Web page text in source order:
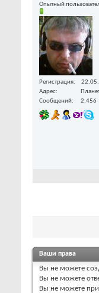
Опытный
Регистрация
Адрес
Сообщений
2,456
Ваши права
Вы не можете
Вы не можете
Вы не можете